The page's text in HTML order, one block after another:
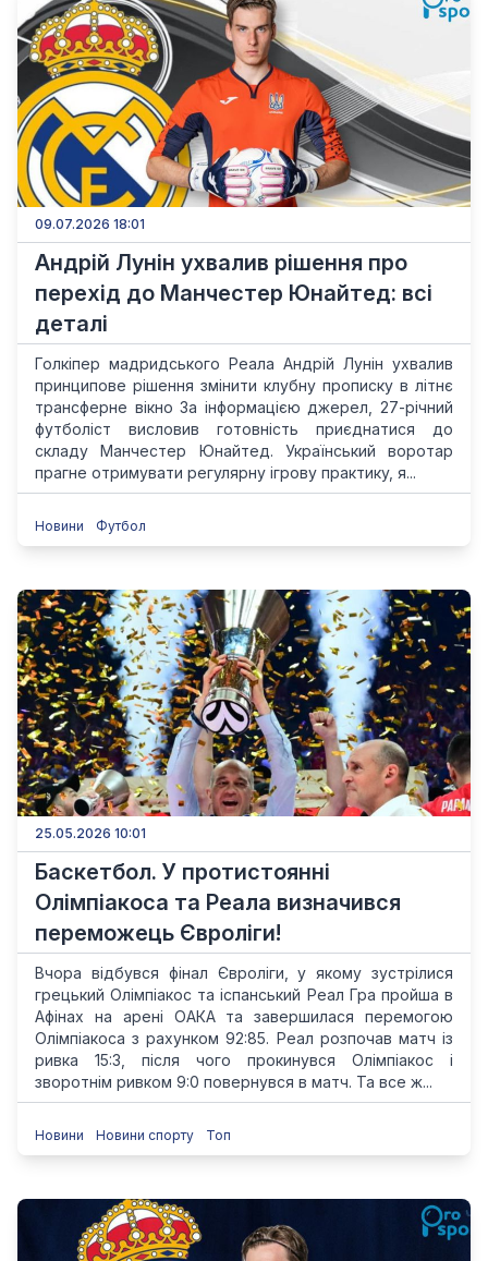
09.07.2026 18:01
Андрій Лунін ухвалив рішення про
перехід до Манчестер Юнайтед: всі
деталі
Голкіпер мадридського Реала Андрій Лунін ухвалив
принципове рішення змінити клубну прописку в літнє
трансферне вікно За інформацією джерел, 27-річний
футболіст висловив готовність приєднатися до
складу Манчестер Юнайтед. Український воротар
прагне отримувати регулярну ігрову практику, я...
Новини Футбол
25.05.2026 10:01
Баскетбол. У протистоянні
Олімпіакоса та Реала визначився
переможець Євроліги!
Вчора відбувся фінал Євроліги, у якому зустрілися
грецький Олімпіакос та іспанський Реал Гра пройша в
Афінах на арені ОАКА та завершилася перемогою
Олімпіакоса з рахунком 92:85. Реал розпочав матч із
ривка 15:3, після чого прокинувся Олімпіакос і
зворотнім ривком 9:0 повернувся в матч. Та все ж...
Новини Новини спорту Топ